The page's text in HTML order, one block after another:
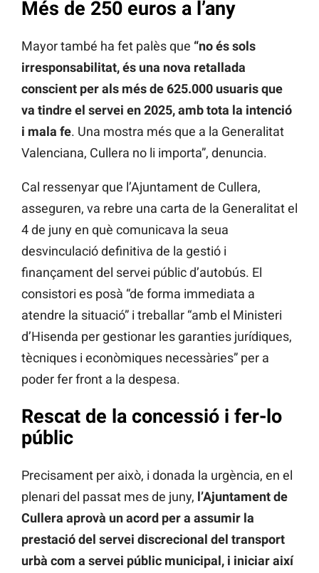
Més de 250 euros a l’any
Mayor també ha fet palès que “no és sols
irresponsabilitat, és una nova retallada
conscient per als més de 625.000 usuaris que
va tindre el servei en 2025, amb tota la intenció
i mala fe. Una mostra més que a la Generalitat
Valenciana, Cullera no li importa”, denuncia.
Cal ressenyar que l’Ajuntament de Cullera,
asseguren, va rebre una carta de la Generalitat el
4 de juny en què comunicava la seua
desvinculació definitiva de la gestió i
finançament del servei públic d’autobús. El
consistori es posà “de forma immediata a
atendre la situació” i treballar “amb el Ministeri
d’Hisenda per gestionar les garanties jurídiques,
tècniques i econòmiques necessàries” per a
poder fer front a la despesa.
Rescat de la concessió i fer-lo
públic
Precisament per això, i donada la urgència, en el
plenari del passat mes de juny, l’Ajuntament de
Cullera aprovà un acord per a assumir la
prestació del servei discrecional del transport
urbà com a servei públic municipal, i iniciar així